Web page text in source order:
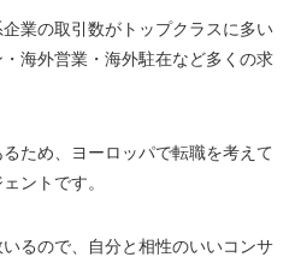
業の取引数がトップクラスに多い
海外営業・海外駐在など多くの求
ため、ヨーロッパで転職を考えて
ントです。
るので、自分と相性のいいコンサ